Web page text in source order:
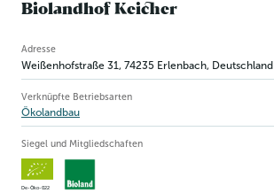
Biolandhof Keicher
Betriebsinformation
Adresse
Weißenhofstraße 31 , 74235 Erlenbach, Deutschland
Verknüpfte Betriebsarten
Ökolandbau
Siegel und Mitgliedschaften
De-Öko-022